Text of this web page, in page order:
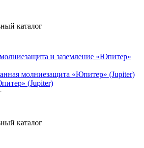
каталог
и заземление «Юпитер»
молниезащита «Юпитер» (Jupiter)
(Jupiter)
каталог